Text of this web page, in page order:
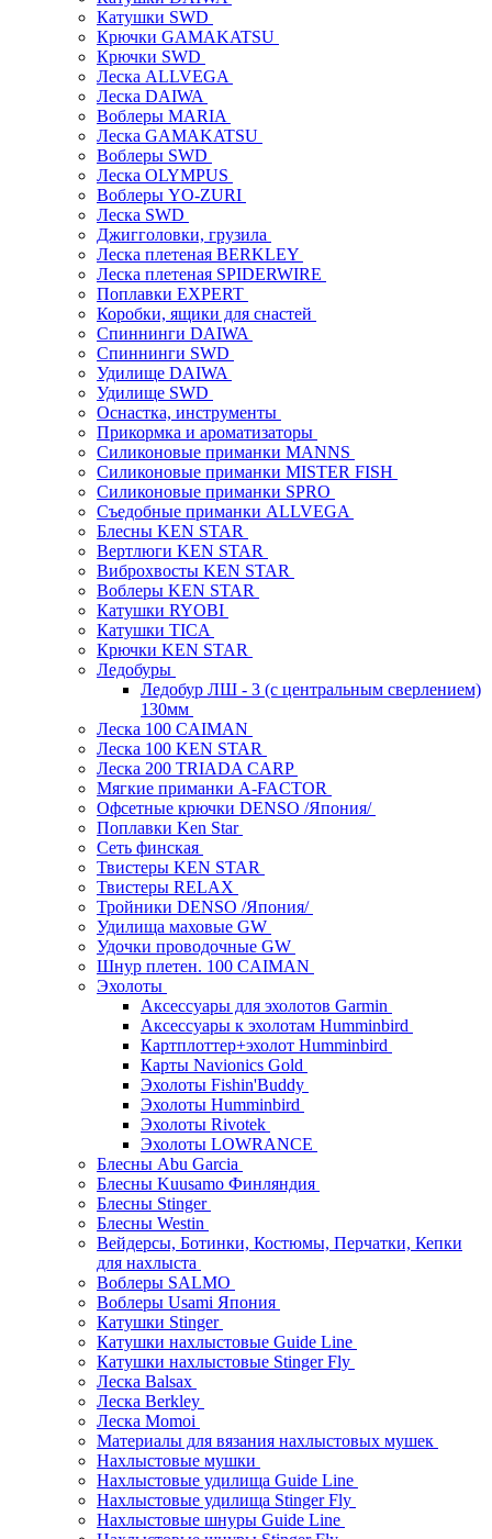
Катушки SWD
Крючки GAMAKATSU
Крючки SWD
Леска ALLVEGA
Леска DAIWA
Воблеры MARIA
Леска GAMAKATSU
Воблеры SWD
Леска OLYMPUS
Воблеры YO-ZURI
Леска SWD
Джигголовки, грузила
Леска плетеная BERKLEY
Леска плетеная SPIDERWIRE
Поплавки EXPERT
Коробки, ящики для снастей
Спиннинги DAIWA
Спиннинги SWD
Удилище DAIWA
Удилище SWD
Оснастка, инструменты
Прикормка и ароматизаторы
Силиконовые приманки MANNS
Силиконовые приманки MISTER FISH
Силиконовые приманки SPRO
Съедобные приманки ALLVEGA
Блесны KEN STAR
Вертлюги KEN STAR
Виброхвосты KEN STAR
Воблеры KEN STAR
Катушки RYOBI
Катушки TICA
Крючки KEN STAR
Ледобуры
Ледобур ЛШ - 3 (с центральным сверлением)
130мм
Леска 100 CAIMAN
Леска 100 KEN STAR
Леска 200 TRIADA CARP
Мягкие приманки A-FACTOR
Офсетные крючки DENSO /Япония/
Поплавки Ken Star
Сеть финская
Твистеры KEN STAR
Твистеры RELAX
Тройники DENSO /Япония/
Удилища маховые GW
Удочки проводочные GW
Шнур плетен. 100 CAIMAN
Эхолоты
Аксессуары для эхолотов Garmin
Аксессуары к эхолотам Humminbird
Картплоттер+эхолот Humminbird
Карты Navionics Gold
Эхолоты Fishin'Buddy
Эхолоты Humminbird
Эхолоты Rivotek
Эхолоты LOWRANCE
Блесны Abu Garcia
Блесны Kuusamo Финляндия
Блесны Stinger
Блесны Westin
Вейдерсы, Ботинки, Костюмы, Перчатки, Кепки
для нахлыста
Воблеры SALMO
Воблеры Usami Япония
Катушки Stinger
Катушки нахлыстовые Guide Line
Катушки нахлыстовые Stinger Fly
Леска Balsax
Леска Berkley
Леска Momoi
Материалы для вязания нахлыстовых мушек
Нахлыстовые мушки
Нахлыстовые удилища Guide Line
Нахлыстовые удилища Stinger Fly
Нахлыстовые шнуры Guide Line